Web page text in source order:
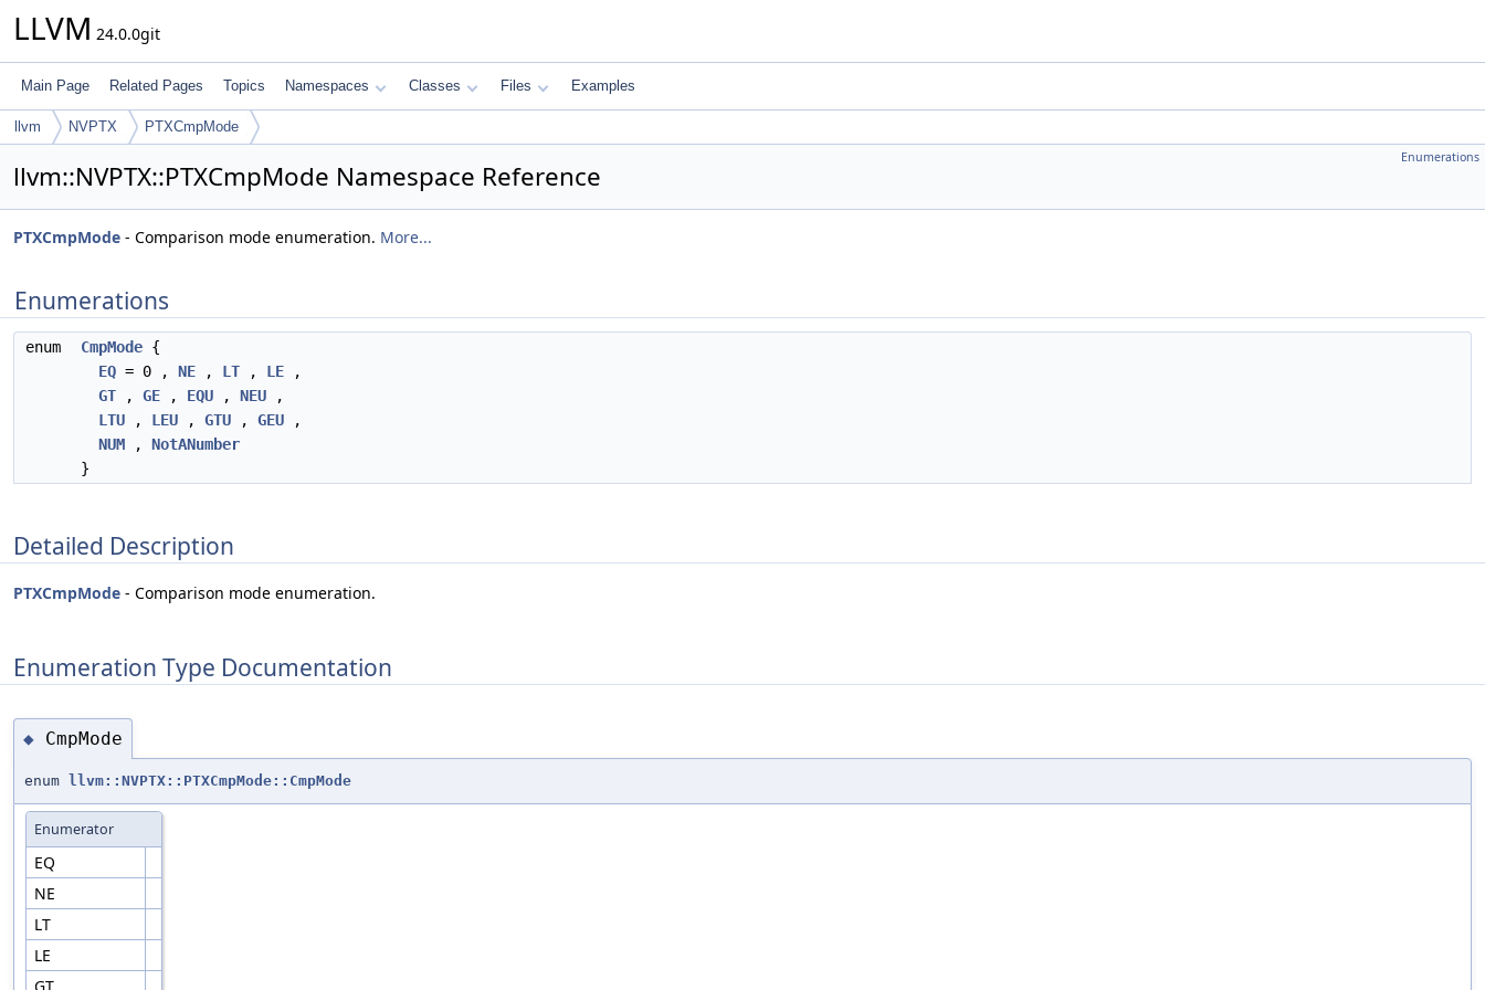
LLVM 24.0.0git
Main Page Related Pages Topics Namespaces Classes Files Examples
llvm NVPTX PTXCmpMode
Enumerations
llvm::NVPTX::PTXCmpMode Namespace Reference
PTXCmpMode - Comparison mode enumeration. More...
Enumerations
enum CmpMode {
EQ = 0 , NE , LT , LE ,
GT , GE , EQU , NEU ,
LTU , LEU , GTU , GEU ,
NUM , NotANumber
}
Detailed Description
PTXCmpMode - Comparison mode enumeration.
Enumeration Type Documentation
◆ CmpMode
enum llvm::NVPTX::PTXCmpMode::CmpMode
Enumerator
EQ
NE
LT
LE